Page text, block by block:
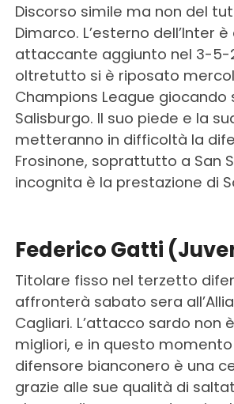
Discorso simile ma non del
Dimarco. L’esterno dell’Inter
attaccante aggiunto nel 3-5-
oltretutto si è riposato
Champions League giocando
Salisburgo. Il suo piede e la
metteranno in difficoltà la
Frosinone, soprattutto a San
incognita è la prestazione di
Federico Gatti
Titolare fisso nel terzetto
affronterà sabato sera
Cagliari. L’attacco sardo non
migliori, e in questo
difensore bianconero è una
grazie alle sue qualità di